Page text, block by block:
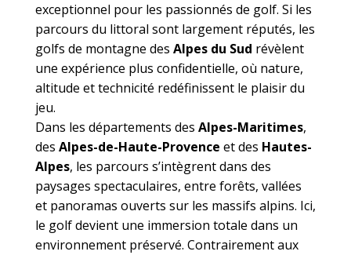
exceptionnel pour les passionnés de golf. Si les
parcours du littoral sont largement réputés, les
golfs de montagne des Alpes du Sud révèlent
une expérience plus confidentielle, où nature,
altitude et technicité redéfinissent le plaisir du
jeu.
Dans les départements des Alpes-Maritimes,
des Alpes-de-Haute-Provence et des Hautes-
Alpes, les parcours s’intègrent dans des
paysages spectaculaires, entre forêts, vallées
et panoramas ouverts sur les massifs alpins. Ici,
le golf devient une immersion totale dans un
environnement préservé. Contrairement aux